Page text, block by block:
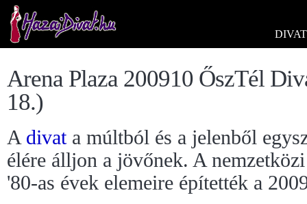
DIVAT
Arena Plaza 200910 ŐszTél
18.)
A divata múltból és a jelenből
élére álljon a jövőnek. A
'80-as évek elemeire építették a